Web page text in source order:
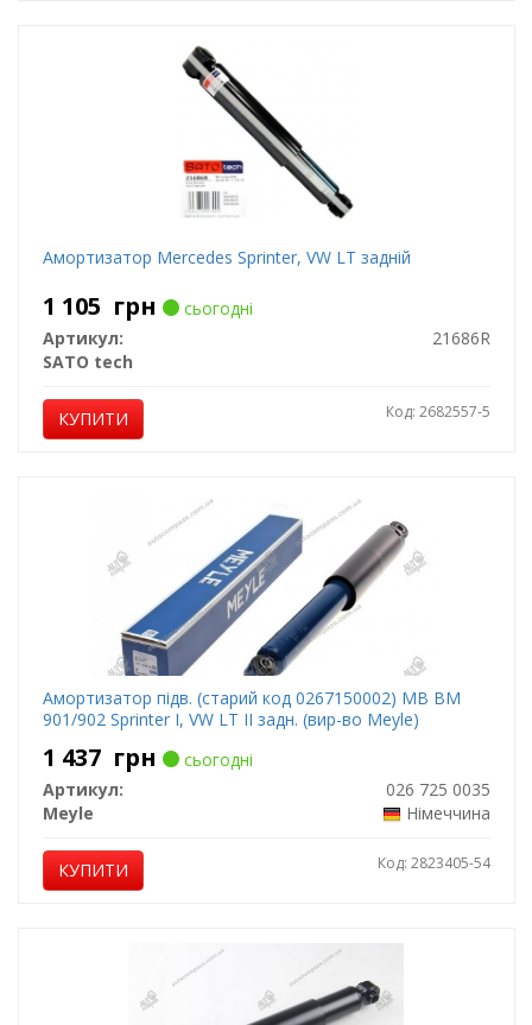
Амортизатор Mercedes Sprinter, VW LT задній
1 105 грн
сьогодні
Артикул:
21686R
SATO tech
КУПИТИ Код: 2682557-5
Амортизатор підв. (старий код 0267150002) MB BM
901/902 Sprinter I, VW LT II задн. (вир-во Meyle)
1 437 грн
сьогодні
Артикул:
026 725 0035
Meyle
Німеччина
КУПИТИ Код: 2823405-54